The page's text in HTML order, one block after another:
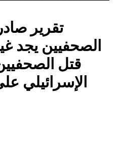
تقرير
الصحفيين يجد
قتل
الإسرائيلي